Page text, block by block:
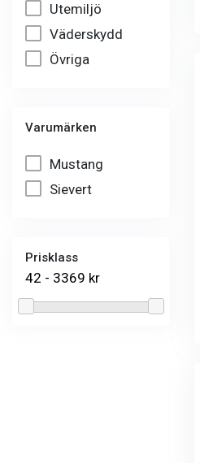
Utemiljö
Väderskydd
Övriga
Varumärken
Mustang
Sievert
Prisklass
42 - 3369 kr